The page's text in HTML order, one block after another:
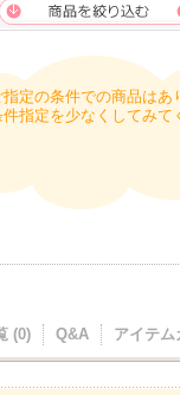
指定の条件での商品はあ
件指定を少なくしてみて
(0) Q&A アイテム